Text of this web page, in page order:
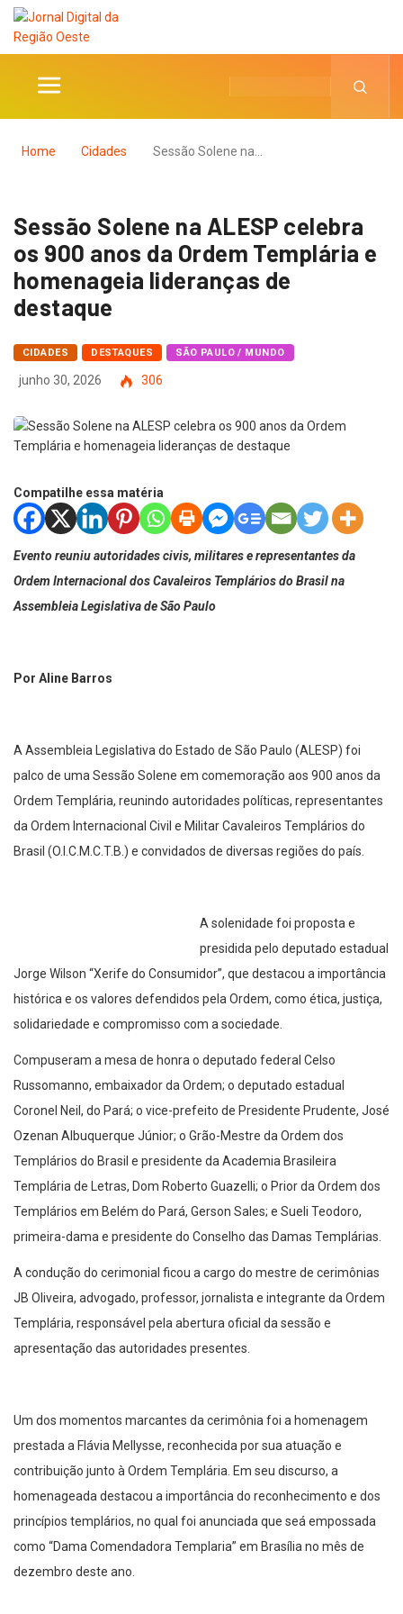
Home Cidades Sessão Solene na…
Sessão Solene na ALESP celebra
os 900 anos da Ordem Templária e
homenageia lideranças de
destaque
CIDADES DESTAQUES SÃO PAULO / MUNDO
junho 30, 2026 306
Compatilhe essa matéria
Evento reuniu autoridades civis, militares e representantes da
Ordem Internacional dos Cavaleiros Templários do Brasil na
Assembleia Legislativa de São Paulo
Por Aline Barros
A Assembleia Legislativa do Estado de São Paulo (ALESP) foi
palco de uma Sessão Solene em comemoração aos 900 anos da
Ordem Templária, reunindo autoridades políticas, representantes
da Ordem Internacional Civil e Militar Cavaleiros Templários do
Brasil (O.I.C.M.C.T.B.) e convidados de diversas regiões do país.
A solenidade foi proposta e
presidida pelo deputado estadual
Jorge Wilson “Xerife do Consumidor”, que destacou a importância
histórica e os valores defendidos pela Ordem, como ética, justiça,
solidariedade e compromisso com a sociedade.
Compuseram a mesa de honra o deputado federal Celso
Russomanno, embaixador da Ordem; o deputado estadual
Coronel Neil, do Pará; o vice-prefeito de Presidente Prudente, José
Ozenan Albuquerque Júnior; o Grão-Mestre da Ordem dos
Templários do Brasil e presidente da Academia Brasileira
Templária de Letras, Dom Roberto Guazelli; o Prior da Ordem dos
Templários em Belém do Pará, Gerson Sales; e Sueli Teodoro,
primeira-dama e presidente do Conselho das Damas Templárias.
A condução do cerimonial ficou a cargo do mestre de cerimônias
JB Oliveira, advogado, professor, jornalista e integrante da Ordem
Templária, responsável pela abertura oficial da sessão e
apresentação das autoridades presentes.
Um dos momentos marcantes da cerimônia foi a homenagem
prestada a Flávia Mellysse, reconhecida por sua atuação e
contribuição junto à Ordem Templária. Em seu discurso, a
homenageada destacou a importância do reconhecimento e dos
princípios templários, no qual foi anunciada que seá empossada
como “Dama Comendadora Templaria” em Brasília no mês de
dezembro deste ano.